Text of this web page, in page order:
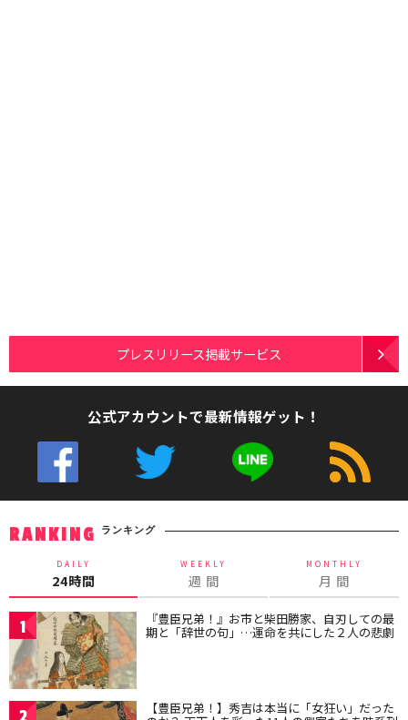
プレスリリース掲載サービス
公式アカウントで最新情報ゲット！
RANKING ランキング
DAILY
24時間
WEEKLY
週 間
MONTHLY
月 間
1 『豊臣兄弟！』お市と柴田勝家、自刃しての最
期と「辞世の句」…運命を共にした２人の悲劇
【豊臣兄弟！】秀吉は本当に「女狂い」だった